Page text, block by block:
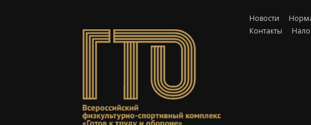
Пермского
края
Новости
Контакты